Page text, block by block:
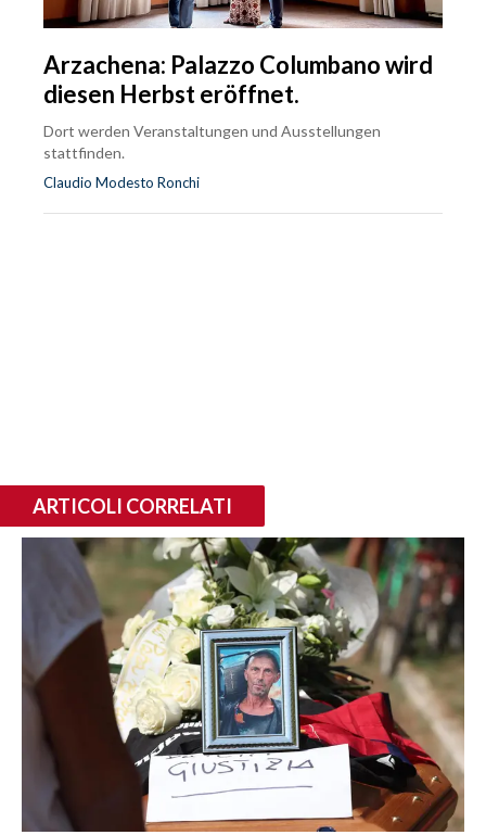
Arzachena: Palazzo Columbano wird
diesen Herbst eröffnet.
Dort werden Veranstaltungen und Ausstellungen
stattfinden.
Claudio Modesto Ronchi
ARTICOLI CORRELATI